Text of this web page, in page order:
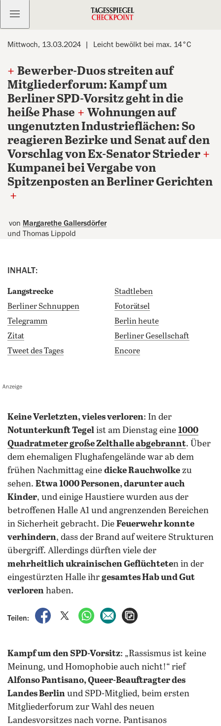
Kostenlos anmelden
Mittwoch, 13.03.2024 Leicht bewölkt bei max. 14°C
+ Bewerber-Duos streiten auf
Mitgliederforum: Kampf um
Berliner SPD-Vorsitz geht in die
heiße Phase + Wohnungen auf
ungenutzten Industrieflächen: So
reagieren Bezirke und Senat auf den
Vorschlag von Ex-Senator Strieder +
Kumpanei bei Vergabe von
Spitzenposten an Berliner Gerichten
+
von Margarethe Gallersdörfer
und Thomas Lippold
INHALT:
Langstrecke
Berliner Schnuppen
Telegramm
Zitat
Tweet des Tages
Stadtleben
Fotorätsel
Berlin heute
Berliner Gesellschaft
Encore
Anzeige
keine Verletzten, vieles verloren: In der
Notunterkunft Tegel ist am Dienstag eine 1000
Quadratmeter große Zelthalle abgebrannt. Über
dem ehemaligen Flughafengelände war ab dem
frühen Nachmittag eine dicke Rauchwolke zu
sehen. Etwa 1000 Personen, darunter auch
Kinder, und einige Haustiere wurden aus der
betroffenen Halle A1 und angrenzenden Bereichen
in Sicherheit gebracht. Die Feuerwehr konnte
verhindern, dass der Brand auf weitere Strukturen
übergriff. Allerdings dürften viele der
mehrheitlich ukrainischen Geflüchteten in der
eingestürzten Halle ihr gesamtes Hab und Gut
verloren haben.
Teilen:
auf Facebook teilen
auf X teilenper WhatsApp teilen
per E-Mail teilen
Kampf um den SPD-Vorsitz: „Rassismus ist keine
Meinung, und Homophobie auch nicht!“ rief
Alfonso Pantisano, Queer-Beauftragter des
Landes Berlin und SPD-Mitglied, beim ersten
Mitgliederforum zur Wahl des neuen
Landesvorsitzes nach vorne. Pantisanos